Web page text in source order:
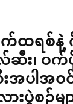
ရစ်နဲ့ ဂို
ဆီး၊ ဝ
အပါအဝ
းပွဲစဉ်မ